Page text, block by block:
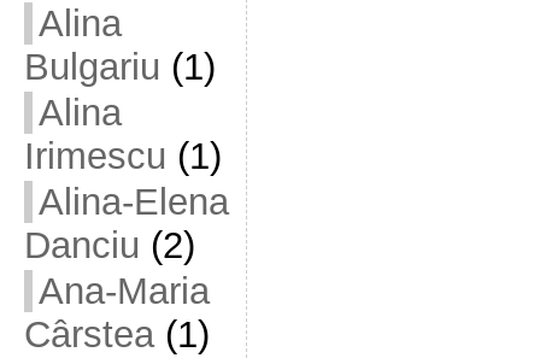
Alina
Bulgariu (1)
Alina
Irimescu (1)
Alina-Elena
Danciu (2)
Ana-Maria
Cârstea(1)